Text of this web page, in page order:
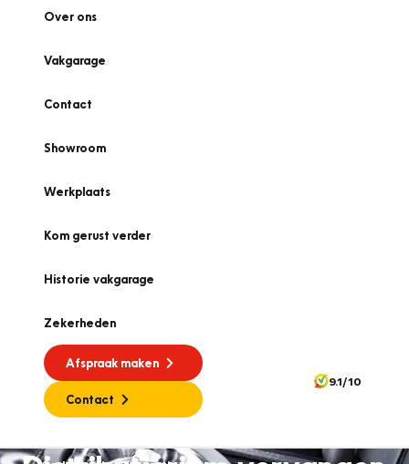
Over ons
Vakgarage
Contact
Showroom
Werkplaats
Kom gerust verder
Historie vakgarage
Zekerheden
Afspraak maken
Contact
9.1/10